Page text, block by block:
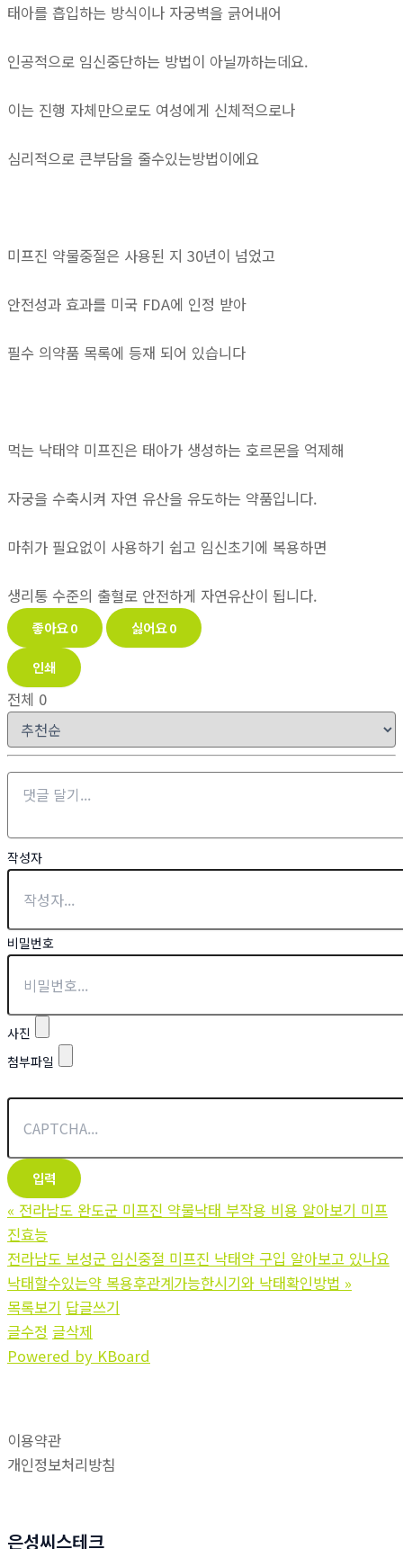
태아를 흡입하는 방식이나 자궁벽을 긁어내어
인공적으로 임신중단하는 방법이 아닐까하는데요.
이는 진행 자체만으로도 여성에게 신체적으로나
심리적으로 큰부담을 줄수있는방법이에요
미프진 약물중절은 사용된 지 30년이 넘었고
안전성과 효과를 미국 FDA에 인정 받아
필수 의약품 목록에 등재 되어 있습니다
먹는 낙태약 미프진은 태아가 생성하는 호르몬을 억제해
자궁을 수축시켜 자연 유산을 유도하는 약품입니다.
마취가 필요없이 사용하기 쉽고 임신초기에 복용하면
생리통 수준의 출혈로 안전하게 자연유산이 됩니다.
좋아요0 싫어요0
인쇄
전체 0
작성자
비밀번호
사진
첨부파일
« 전라남도 완도군 미프진 약물낙태 부작용 비용 알아보기 미프
진효능
전라남도 보성군 임신중절 미프진 낙태약 구입 알아보고 있나요
낙태할수있는약 복용후관계가능한시기와 낙태확인방법 »
목록보기 답글쓰기
글수정 글삭제
Powered by KBoard
이용약관
개인정보처리방침
은성씨스테크